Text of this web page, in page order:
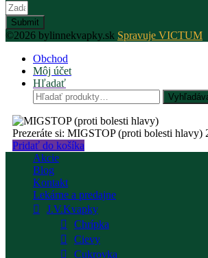
Submit
©2026 bylinnekvapky.sk Spravuje VICTUM
Obchod
Môj účet
Hľadať
Hľadať:
Prezeráte si: MIGSTOP (proti bolesti hlavy)
Pridať do košíka
Akcie
Blog
Kontakt
Lekárne a predajne
J.V.Kvapky
Chrípka
Cievy
Cukrovka